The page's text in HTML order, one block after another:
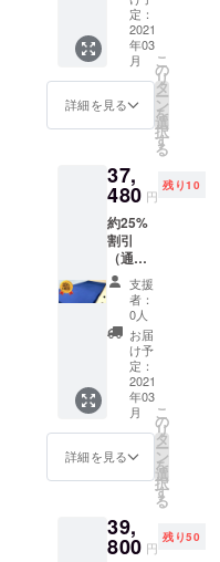
定：
2021
年03
月
詳細を見る
こ
の
リ
タ
ー
ン
を
選
択
す
る
37,
480 円
残り10
約25%
割引
（通常
価格
49,800
円）
支援
者：
0人
お届
け予
定：
2021
年03
月
詳細を見る
こ
の
リ
タ
ー
ン
を
選
択
す
る
39,
800 円
残り50